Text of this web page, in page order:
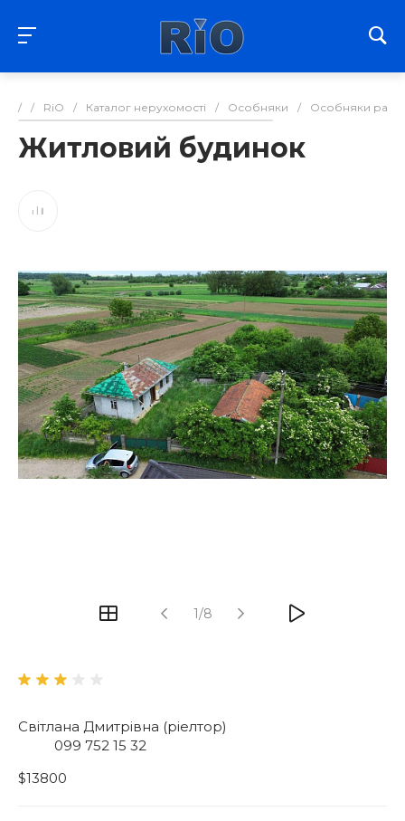
/ / RiO / Каталог нерухомості / Особняки / Особняки
Житловий будинок
1/8
Світлана Дмитрівна (ріелтор)
099 752 15 32
$13800